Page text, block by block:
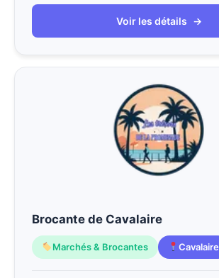
Voir les détails →
Brocante de Cavalaire
Marchés & Brocantes Cavalaire